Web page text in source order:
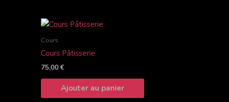
Cours
Cours Pâtisserie
75,00€
Ajouter au panier